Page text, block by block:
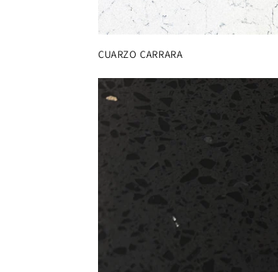
CUARZO CARRARA